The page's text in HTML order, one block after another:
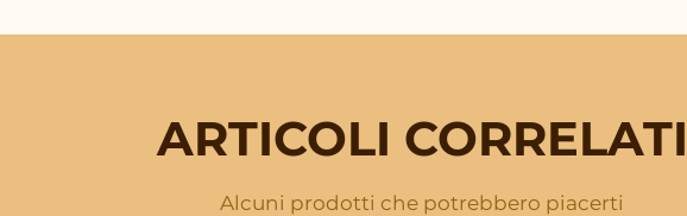
ARTICOLI CORRELATI
Alcuni prodotti che potrebbero piacerti